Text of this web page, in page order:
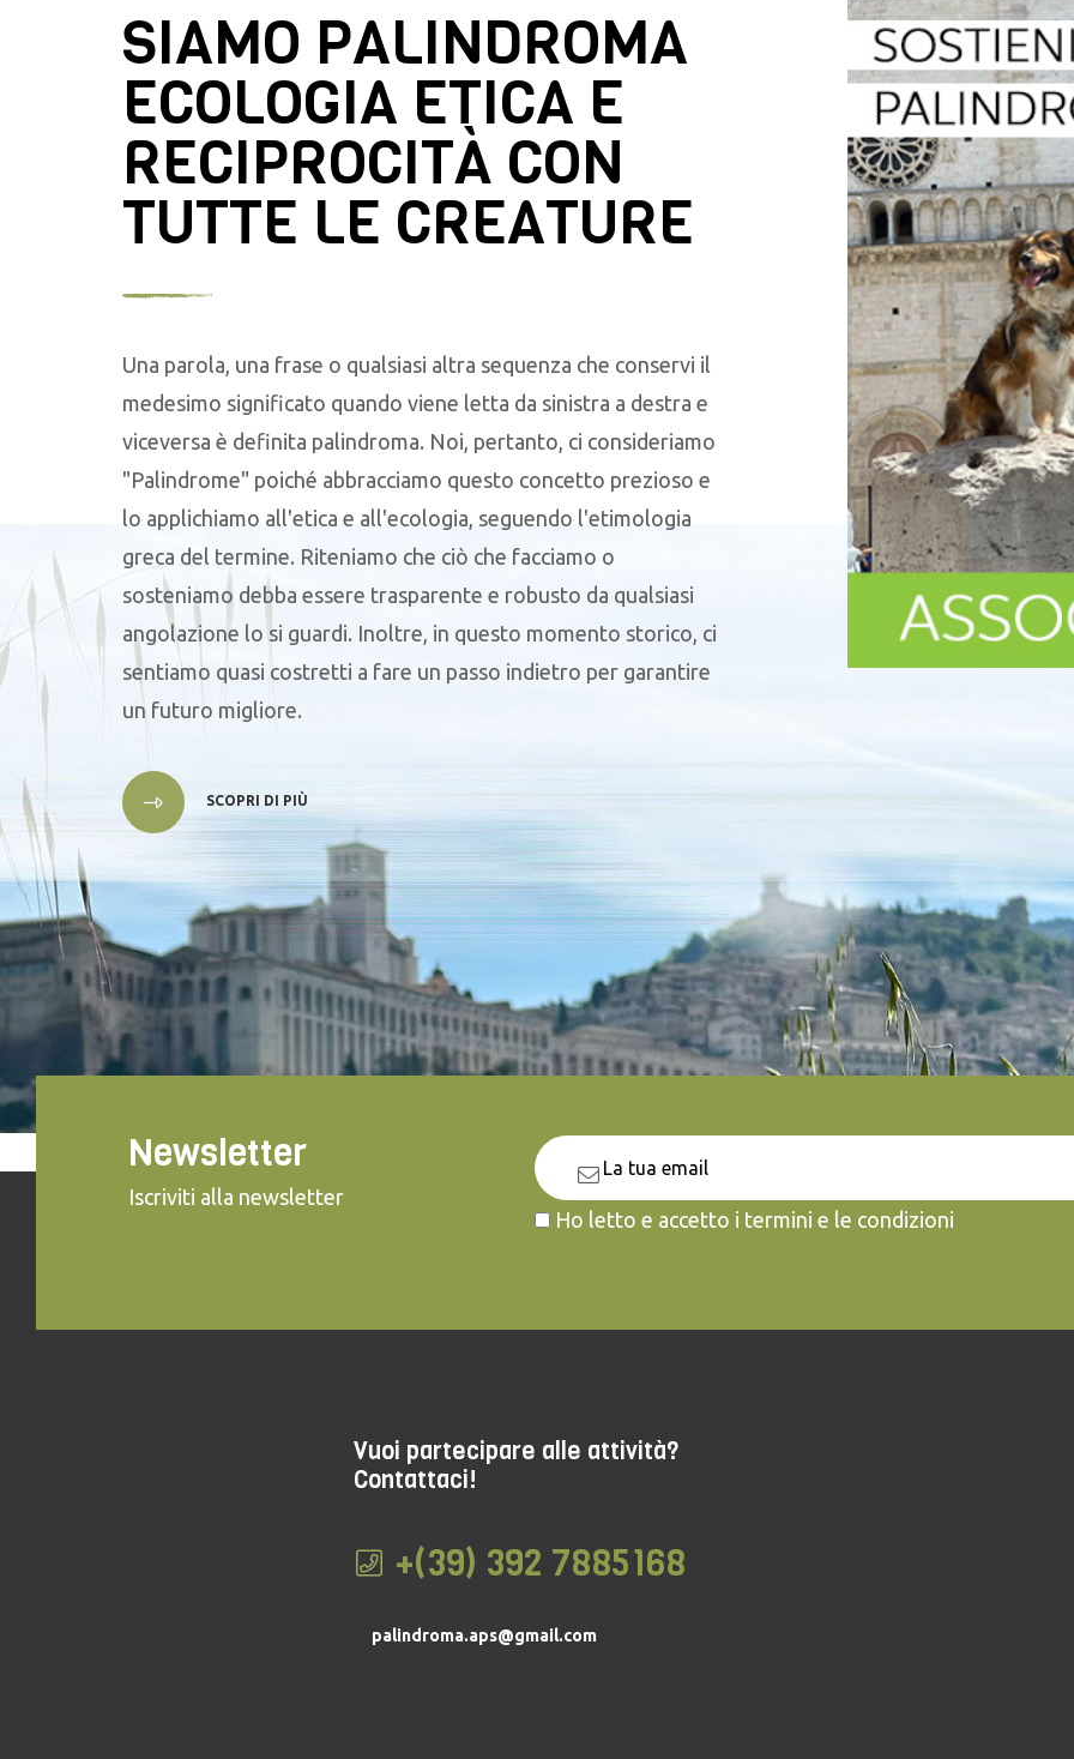
SIAMO PALINDROMA
ECOLOGIA ETICA E
RECIPROCITÀ CON
TUTTE LE CREATURE
Una parola, una frase o qualsiasi altra sequenza che conservi il
medesimo significato quando viene letta da sinistra a destra e
viceversa è definita palindroma. Noi, pertanto, ci consideriamo
"Palindrome" poiché abbracciamo questo concetto prezioso e
lo applichiamo all'etica e all'ecologia, seguendo l'etimologia
greca del termine. Riteniamo che ciò che facciamo o
sosteniamo debba essere trasparente e robusto da qualsiasi
angolazione lo si guardi. Inoltre, in questo momento storico, ci
sentiamo quasi costretti a fare un passo indietro per garantire
un futuro migliore.
SCOPRI DI PIÙ
Newsletter
Iscriviti alla newsletter
Ho letto e accetto i termini e le condizioni
Vuoi partecipare alle attività?
Contattaci!
+(39) 392 7885168
palindroma.aps@gmail.com